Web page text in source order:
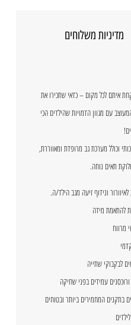
מדיניות משלוחים
איתם לכל מקום – כדאי שתכירו את
עם מגוון הדמויות שהילדים הכי
וכולל מערכת גב מרופדת ומאווררת,
תאים נוחה.
ונידוף זיעה מגב הילד/ה.
להתאמת מידה
מרווח
לבקבוקי שתייה
עמידים בפני שחיקה
בתקנים המחמירים ביותר ובטוחים